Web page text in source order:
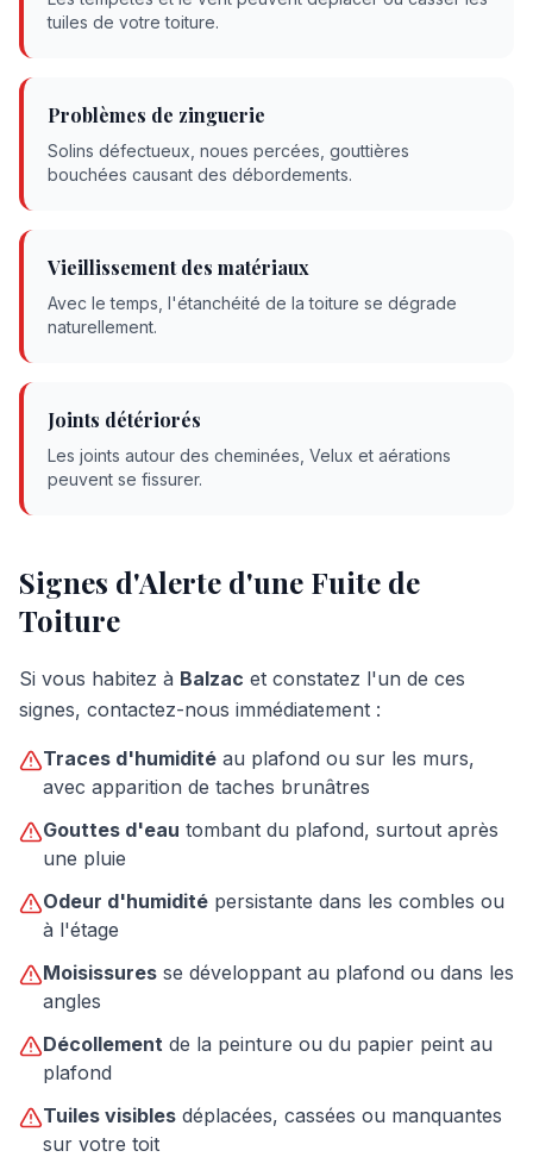
tuiles de votre toiture.
Problèmes de zinguerie
Solins défectueux, noues percées, gouttières
bouchées causant des débordements.
Vieillissement des matériaux
Avec le temps, l'étanchéité de la toiture se dégrade
naturellement.
Joints détériorés
Les joints autour des cheminées, Velux et aérations
peuvent se fissurer.
Signes d'Alerte d'une Fuite de
Toiture
Si vous habitez à Balzac et constatez l'un de ces
signes, contactez-nous immédiatement :
Traces d'humidité au plafond ou sur les murs,
avec apparition de taches brunâtres
Gouttes d'eau tombant du plafond, surtout après
une pluie
Odeur d'humidité persistante dans les combles ou
à l'étage
Moisissures se développant au plafond ou dans les
angles
Décollement de la peinture ou du papier peint au
plafond
Tuiles visibles déplacées, cassées ou manquantes
sur votre toit